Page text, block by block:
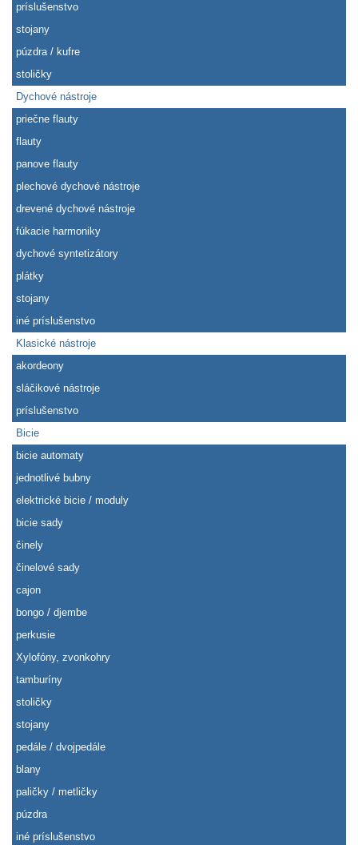
príslušenstvo
stojany
púzdra / kufre
stoličky
Dychové nástroje
priečne flauty
flauty
panove flauty
plechové dychové nástroje
drevené dychové nástroje
fúkacie harmoniky
dychové syntetizátory
plátky
stojany
iné príslušenstvo
Klasické nástroje
akordeony
sláčikové nástroje
príslušenstvo
Bicie
bicie automaty
jednotlivé bubny
elektrické bicie / moduly
bicie sady
činely
činelové sady
cajon
bongo / djembe
perkusie
Xylofóny, zvonkohry
tamburíny
stoličky
stojany
pedále / dvojpedále
blany
paličky / metličky
púzdra
iné príslušenstvo